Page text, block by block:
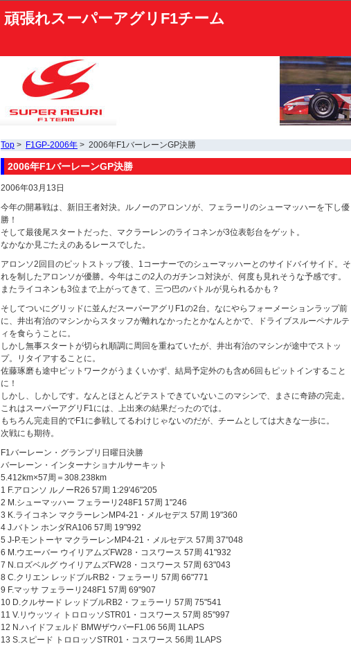
頑張れスーパーアグリF1チーム
Top > F1GP-2006年 > 2006年F1バーレーンGP決勝
2006年F1バーレーンGP決勝
2006年03月13日
今年の開幕戦は、新旧王者対決。ルノーのアロンソが、フェラーリのシューマッハーを下し優
勝！
そして最後尾スタートだった、マクラーレンのライコネンが3位表彰台をゲット。
なかなか見ごたえのあるレースでした。
アロンソ2回目のピットストップ後、1コーナーでのシューマッハーとのサイドバイサイド。そ
れを制したアロンソが優勝。今年はこの2人のガチンコ対決が、何度も見れそうな予感です。
またライコネンも3位まで上がってきて、三つ巴のバトルが見られるかも？
そしてついにグリッドに並んだスーパーアグリF1の2台。なにやらフォーメーションラップ前
に、井出有治のマシンからスタッフが離れなかったとかなんとかで、ドライブスルーペナルテ
ィを食らうことに。
しかし無事スタートが切られ順調に周回を重ねていたが、井出有治のマシンが途中でストッ
プ。リタイアすることに。
佐藤琢磨も途中ピットワークがうまくいかず、結局予定外のも含め6回もピットインすること
に！
しかし、しかしです。なんとほとんどテストできていないこのマシンで、まさに奇跡の完走。
これはスーパーアグリF1には、上出来の結果だったのでは。
もちろん完走目的でF1に参戦してるわけじゃないのだが、チームとしては大きな一歩に。
次戦にも期待。
F1バーレーン・グランプリ日曜日決勝
バーレーン・インターナショナルサーキット
5.412km×57周＝308.238km
1 F.アロンソ ルノーR26 57周 1:29'46"205
2 M.シューマッハー フェラーリ248F1 57周 1"246
3 K.ライコネン マクラーレンMP4-21・メルセデス 57周 19"360
4 J.バトン ホンダRA106 57周 19"992
5 J-P.モントーヤ マクラーレンMP4-21・メルセデス 57周 37"048
6 M.ウエーバー ウイリアムズFW28・コスワース 57周 41"932
7 N.ロズベルグ ウイリアムズFW28・コスワース 57周 63"043
8 C.クリエン レッドブルRB2・フェラーリ 57周 66"771
9 F.マッサ フェラーリ248F1 57周 69"907
10 D.クルサード レッドブルRB2・フェラーリ 57周 75"541
11 V.リウッツィ トロロッソSTR01・コスワース 57周 85"997
12 N.ハイドフェルド BMWザウバーF1.06 56周 1LAPS
13 S.スピード トロロッソSTR01・コスワース 56周 1LAPS